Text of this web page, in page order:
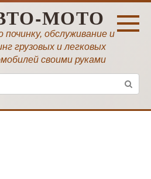
МОТО
починку, обслуживание и
грузовых и легковых
своими руками